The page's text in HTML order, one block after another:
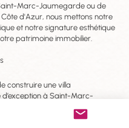
Marc-Jaumegarde ou de
d'Azur, nous mettons notre
et notre signature esthétique
patrimoine immobilier.
construire une villa
à Saint-Marc-
vos ambitions à un